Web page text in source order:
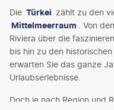
Die Türkei zählt zu den
Mittelmeerraum
. Von
Riviera über die
bis hin zu den
erwarten Sie das ganze
Urlaubserlebnisse.
Doch je nach Region und